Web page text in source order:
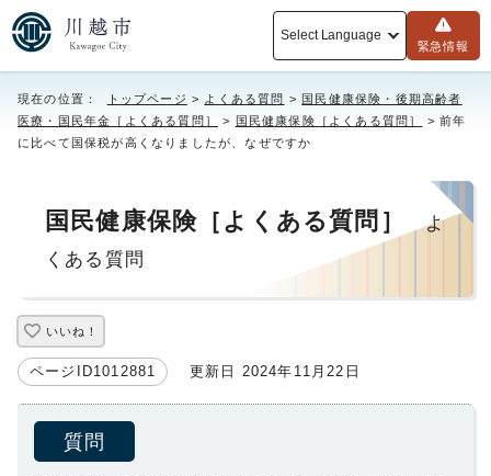
Select Language
緊急情報
現在の位置： トップページ > よくある質問 > 国民健康保険・後期高齢者
医療・国民年金［よくある質問］
> 国民健康保険［よくある質問］
> 前年
に比べて国保税が高くなりましたが、なぜですか
国民健康保険［よくある質問］
よ
くある質問
いいね！
ページID1012881 更新日 2024年11月22日
質問